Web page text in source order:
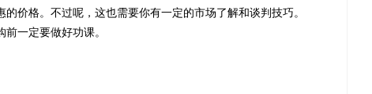
价格。不过呢，这也需要你有一定的市场了解和谈判技巧。
一定要做好功课。